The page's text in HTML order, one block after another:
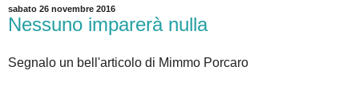
sabato 26 novembre 2016
Nessuno imparerà nulla
Segnalo un bell'articolo di Mimmo Porcaro